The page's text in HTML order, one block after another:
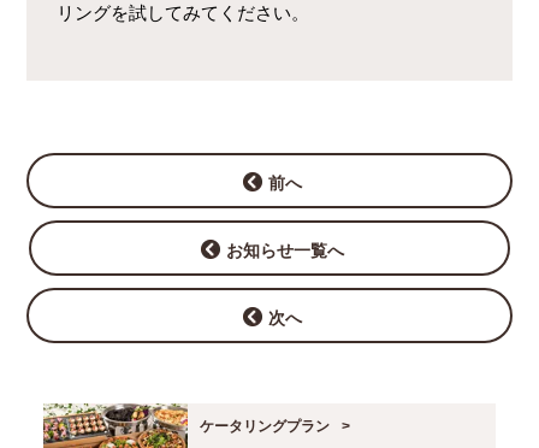
リングを試してみてください。
前へ
お知らせ一覧へ
次へ
ケータリングプラン